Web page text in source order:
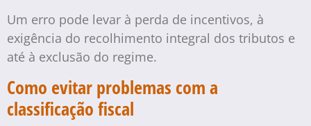
Um erro pode levar à perda de incentivos, à
exigência do recolhimento integral dos tributos e
até à exclusão do regime.
Como evitar problemas com a
classificação fiscal